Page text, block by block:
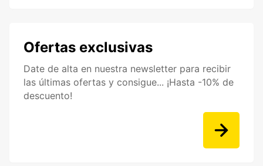
Ofertas exclusivas
Date de alta en nuestra newsletter para recibir
las últimas ofertas y consigue... ¡Hasta -10% de
descuento!